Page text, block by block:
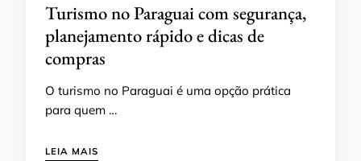
Turismo no Paraguai com segurança,
planejamento rápido e dicas de
compras
O turismo no Paraguai é uma opção prática
para quem …
LEIA MAIS